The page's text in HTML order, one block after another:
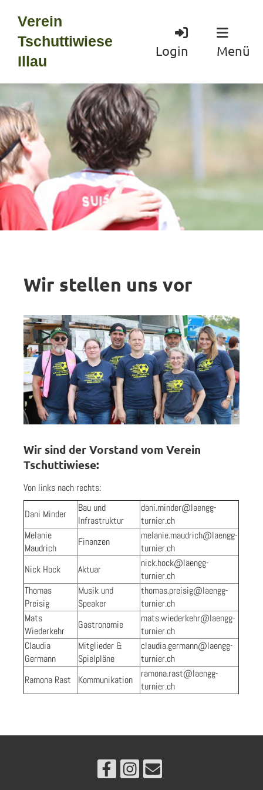
Verein
Tschuttiwiese
Illau
Login Menü
Wir stellen uns vor
Wir sind der Vorstand vom Verein
Tschuttiwiese:
Von links nach rechts:
Dani Minder
Bau und
Infrastruktur
dani.minder@laengg-
turnier.ch
Melanie
Maudrich
Finanzen
melanie.maudrich@laengg-
turnier.ch
Nick Hock
Aktuar
nick.hock@laengg-
turnier.ch
Thomas
Preisig
Musik und
Speaker
thomas.preisig@laengg-
turnier.ch
Mats
Wiederkehr
Gastronomie
mats.wiederkehr@laengg-
turnier.ch
Claudia
Germann
Mitglieder &
Spielpläne
claudia.germann@laengg-
turnier.ch
Ramona Rast
Kommunikation
ramona.rast@laengg-
turnier.ch